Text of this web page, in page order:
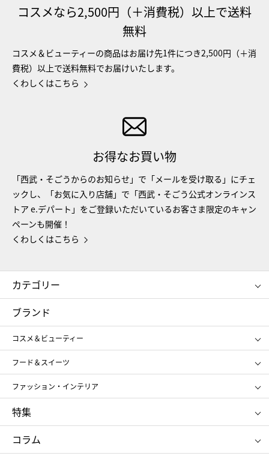
コスメなら2,500円（＋消費税）以上で送料
無料
コスメ＆ビューティーの商品はお届け先1件につき2,500円（＋消
費税）以上で送料無料でお届けいたします。
くわしくはこちら
お得なお買い物
「西武・そごうからのお知らせ」で「メールを受け取る」にチェ
ックし、「お気に入り店舗」で「西武・そごう公式オンラインス
トア e.デパート」をご登録いただいているお客さま限定のキャン
ペーンも開催！
くわしくはこちら
カテゴリー
コスメ＆ビューティー
ギフト
レディース
メンズ
スポーツ・アウトドア
お中元
お歳暮
ブランド
コスメ＆ビューティー
SHISEIDO
ポール&ジョー ボーテ
ジルスチュアート
NARS
RMK
クリニーク
SK-Ⅱ
フード＆スイーツ
アンリ・シャルパンティエ
ゴディバ
新宿高野
たねや
ねんりん家
ファッション・インテリア
ポロ ラルフ ローレン
タケオ キクチ
ママ＆キッズ
シュタイフ
特集
お中元
ひな人形
五月人形
コラム